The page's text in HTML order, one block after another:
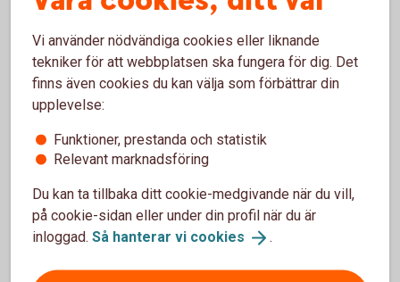
Har du en helt digital plan eller bygger den på
fysiska lokaler? Hur mycket personal behöver
du? Krävs det underleverantörer eller
utveckling? Ska du satsa internationellt och vad
gäller då? Vilka regler har du som arbetsgivare
som ska ta dig från A till Ö.
Så här gör du en affärsplan
Vi använder nödvändiga cookies eller liknande
tekniker för att webbplatsen ska fungera för dig. Det
finns även cookies du kan välja som förbättrar din
upplevelse:
Funktioner, prestanda och statistik
Relevant marknadsföring
Du kan ta tillbaka ditt cookie-medgivande när du vill,
på cookie-sidan eller under din profil när du är
inloggad. Så hanterar vi cookies .